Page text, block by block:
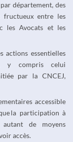
département, des
fructueux entre les
les Avocats et les
actions essentielles
y compris celui
par la CNCEJ,
accessible
la participation à
autant de moyens
accès.